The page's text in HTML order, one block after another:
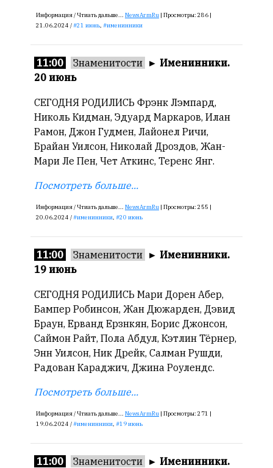
Редакция
авторские
кромсает
смысл.
Мнение
редакции
является
обязательным
условием
публикации.
Противоположные
мнения
публикуются,
даже
принимаются
восторга.
Главный
редактор
Информация /Чтиать дальше... NewsArmRu | Просмотры: 286 |
21.06.2024 /
21 июнь, именинники
11:00 Знаменитости ► Именинники.
20 июнь
СЕГОДНЯ РОДИЛИСЬ Фрэнк Лэмпард,
Николь Кидман, Эдуард Маркаров, Илан
Рамон, Джон Гудмен, Лайонел Ричи,
Брайан Уилсон, Николай Дроздов, Жан-
Мари Ле Пен, Чет Аткинс, Теренс Янг.
Посмотреть больше...
Информация /Чтиать дальше... NewsArmRu | Просмотры: 255 |
20.06.2024 /
именинники, 20 июнь
11:00 Знаменитости ► Именинники.
19 июнь
СЕГОДНЯ РОДИЛИСЬ Мари Дорен Абер,
Бампер Робинсон, Жан Дюжарден, Дэвид
Браун, Ерванд Ерзнкян, Борис Джонсон,
Саймон Райт, Пола Абдул, Кэтлин Тёрнер,
Энн Уилсон, Ник Дрейк, Салман Рушди,
Радован Караджич, Джина Роулендс.
Посмотреть больше...
Информация /Чтиать дальше... NewsArmRu | Просмотры: 271 |
19.06.2024 /
именинники, 19 июнь
11:00 Знаменитости ► Именинники.